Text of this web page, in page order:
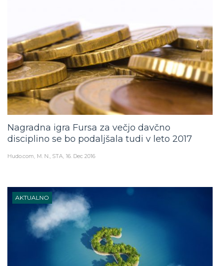
Nagradna igra Fursa za večjo davčno
disciplino se bo podaljšala tudi v leto 2017
Hudo.com M. N., STA 16. Dec 2016
AKTUALNO